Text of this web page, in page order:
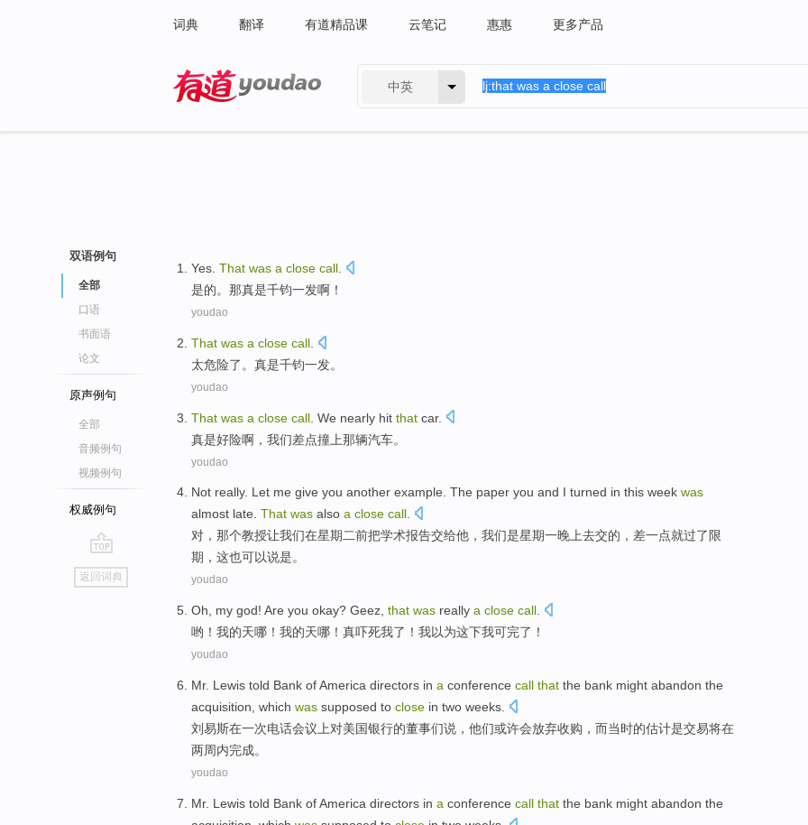
词典 翻译 有道精品课 云笔记 惠惠 更多产品
中英
双语例句
全部
口语
书面语
论文
原声例句
全部
音频例句
视频例句
权威例句
go
top
返回词典
Yes That was a close call
是的。 那真是千钧一发啊！
youdao
That was a close call
太危险了。 真是千钧一发。
youdao
That was a close call We nearly hit that car.
真是好险啊， 我们差点撞上那辆汽车。
youdao
Not really. Let me give you another example. The paper you and I turned in this week was
almost late. That was also a close call.
对， 那个教授让我们在星期二前把学术报告交给他 ，我们是星期一晚上去交的， 差一点就过了 限
期 ， 这也可以说是。
youdao
Oh my god! Are you okay? Geez that was really a close call
哟 ！ 我的天哪！我的天哪！ 真吓死我了！我以为这下我可完了！
youdao
Mr. Lewis told Bank ofAmerica directors in a conference call that the bank might abandon the
acquisition which was supposed to close in two weeks
刘易斯在一次电话会议上对美国银行的董事们说，他们或许会放弃收购 ， 而当时的估计是交易将在
两周内完成。
youdao
Mr. Lewis told Bank ofAmerica directors in a conference call that the bank might abandon the